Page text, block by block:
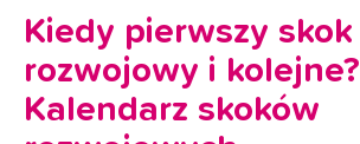
Kiedy pierwszy skok
rozwojowy i kolejne?
Kalendarz skoków